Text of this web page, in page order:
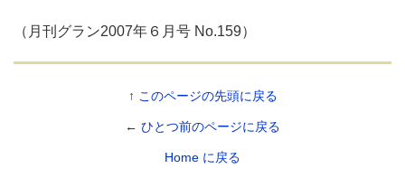
（月刊グラン2007年６月号 No.159）
↑ このページの先頭に戻る
← ひとつ前のページに戻る
Home に戻る